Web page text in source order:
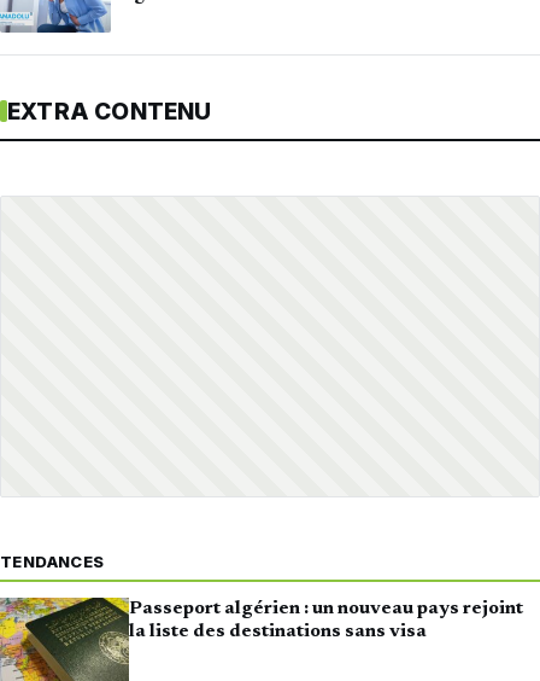
EXTRA CONTENU
TENDANCES
Passeport algérien : un nouveau pays rejoint
la liste des destinations sans visa